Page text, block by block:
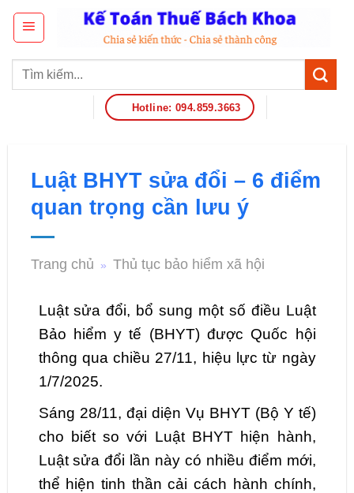
Hotline: 094.859.3663
Luật BHYT sửa đổi – 6 điểm
quan trọng cần lưu ý
Trang chủ » Thủ tục bảo hiểm xã hội
Luật sửa đổi, bổ sung một số điều Luật
Bảo hiểm y tế (BHYT) được Quốc hội
thông qua chiều 27/11, hiệu lực từ ngày
1/7/2025.
Sáng 28/11, đại diện Vụ BHYT (Bộ Y tế)
cho biết so với Luật BHYT hiện hành,
Luật sửa đổi lần này có nhiều điểm mới,
thể hiện tinh thần cải cách hành chính,